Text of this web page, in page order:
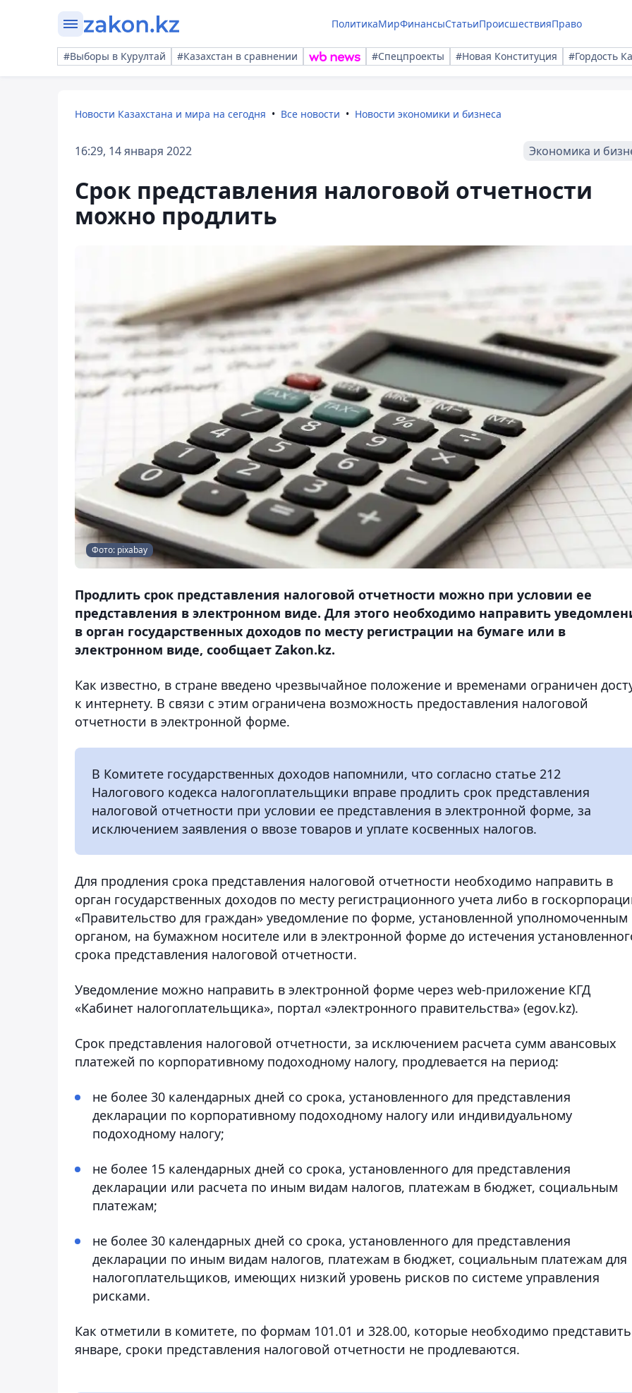
ПолитикаМирФинансыСтатьиПроисшествияПраво
#Выборы в Курултай #Казахстан в сравнении #Спецпроекты #Новая Конституция #Гордость
Новости Казахстана и мира на сегодня Все новости Новости экономики и бизнеса
16:29, 14 января 2022 Экономика и
Срок представления налоговой отчетности
можно продлить
Фото: pixabay
Продлить срок представления налоговой отчетности можно при условии ее
представления в электронном виде. Для этого необходимо направить
в орган государственных доходов по месту регистрации на бумаге или в
электронном виде, сообщает Zakon.kz.
Как известно, в стране введено чрезвычайное положение и временами ограничен
к интернету. В связи с этим ограничена возможность предоставления налоговой
отчетности в электронной форме.
В Комитете государственных доходов напомнили, что согласно статье 212
Налогового кодекса налогоплательщики вправе продлить срок представления
налоговой отчетности при условии ее представления в электронной форме, за
исключением заявления о ввозе товаров и уплате косвенных налогов.
Для продления срока представления налоговой отчетности необходимо направить в
орган государственных доходов по месту регистрационного учета либо в
«Правительство для граждан» уведомление по форме, установленной уполномоченным
органом, на бумажном носителе или в электронной форме до истечения
срока представления налоговой отчетности.
Уведомление можно направить в электронной форме через web-приложение КГД
«Кабинет налогоплательщика», портал «электронного правительства» (egov.kz).
Срок представления налоговой отчетности, за исключением расчета сумм авансовых
платежей по корпоративному подоходному налогу, продлевается на период:
не более 30 календарных дней со срока, установленного для представления
декларации по корпоративному подоходному налогу или индивидуальному
подоходному налогу;
не более 15 календарных дней со срока, установленного для представления
декларации или расчета по иным видам налогов, платежам в бюджет, социальным
платежам;
не более 30 календарных дней со срока, установленного для представления
декларации по иным видам налогов, платежам в бюджет, социальным платежам для
налогоплательщиков, имеющих низкий уровень рисков по системе управления
рисками.
Как отметили в комитете, по формам 101.01 и 328.00, которые необходимо
январе, сроки представления налоговой отчетности не продлеваются.